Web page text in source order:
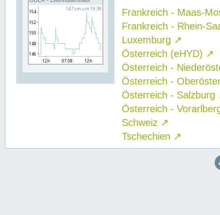
Frankreich - Maas-
Frankreich - Rhein-
Luxemburg ↗
Österreich (eHYD) ↗
Österreich -
Österreich -
Österreich - Salzburg
Österreich -
Schweiz ↗
Tschechien ↗